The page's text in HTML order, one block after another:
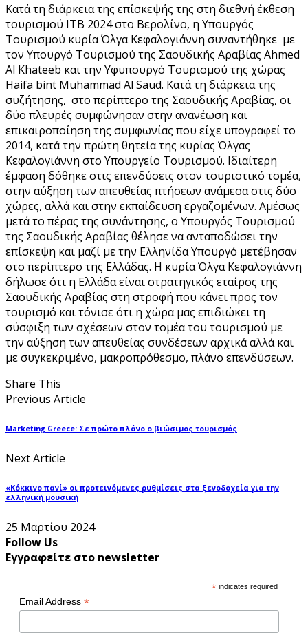
Κατά τη διάρκεια της επίσκεψής της στη διεθνή έκθεση
τουρισμού ITB 2024 στο Βερολίνο, η Υπουργός
Τουρισμού κυρία Όλγα Κεφαλογιάννη συναντήθηκε με
τον Υπουργό Τουρισμού της Σαουδικής Αραβίας Ahmed
Al Khateeb και την Υφυπουργό Τουρισμού της χώρας
Haifa bint Muhammad Al Saud. Κατά τη διάρκεια της
συζήτησης, στο περίπτερο της Σαουδικής Αραβίας, οι
δύο πλευρές συμφώνησαν στην ανανέωση και
επικαιροποίηση της συμφωνίας που είχε υπογραφεί το
2014, κατά την πρώτη θητεία της κυρίας Όλγας
Κεφαλογιάννη στο Υπουργείο Τουρισμού. Ιδιαίτερη
έμφαση δόθηκε στις επενδύσεις στον τουριστικό τομέα,
στην αύξηση των απευθείας πτήσεων ανάμεσα στις δύο
χώρες, αλλά και στην εκπαίδευση εργαζομένων. Αμέσως
μετά το πέρας της συνάντησης, ο Υπουργός Τουρισμού
της Σαουδικής Αραβίας θέλησε να ανταποδώσει την
επίσκεψη και μαζί με την Ελληνίδα Υπουργό μετέβησαν
στο περίπτερο της Ελλάδας. Η κυρία Όλγα Κεφαλογιάννη
δήλωσε ότι η Ελλάδα είναι στρατηγικός εταίρος της
Σαουδικής Αραβίας στη στροφή που κάνει προς τον
τουρισμό και τόνισε ότι η χώρα μας επιδιώκει τη
σύσφιξη των σχέσεων στον τομέα του τουρισμού με
την αύξηση των απευθείας συνδέσεων αρχικά αλλά και
με συγκεκριμένο, μακροπρόθεσμο, πλάνο επενδύσεων.
Share This
Previous Article
Marketing Greece: Σε πρώτο πλάνο ο βιώσιμος τουρισμός
Next Article
«Κόκκινο πανί» οι προτεινόμενες ρυθμίσεις στα ξενοδοχεία για την
ελληνική μουσική
25 Μαρτίου 2024
Follow Us
Εγγραφείτε στο newsletter
* indicates required
Email Address *